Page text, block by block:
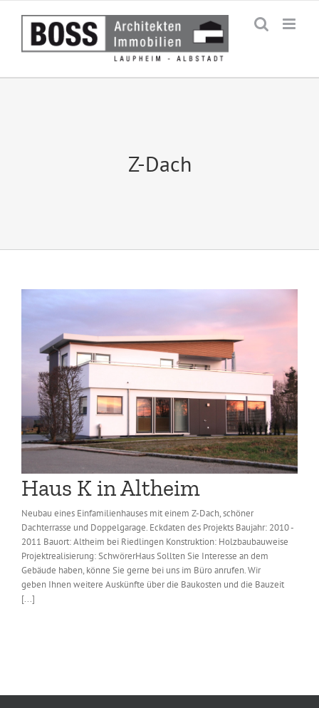
Z-Dach
Haus K in Altheim
Neubau eines Einfamilienhauses mit einem Z-Dach, schöner
Dachterrasse und Doppelgarage. Eckdaten des Projekts Baujahr: 2010 -
2011 Bauort: Altheim bei Riedlingen Konstruktion: Holzbaubauweise
Projektrealisierung: SchwörerHaus Sollten Sie Interesse an dem
Gebäude haben, könne Sie gerne bei uns im Büro anrufen. Wir
geben Ihnen weitere Auskünfte über die Baukosten und die Bauzeit
[...]